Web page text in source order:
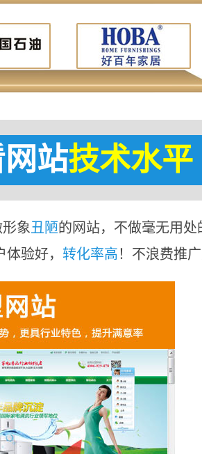
站技术水平
象丑陋的网站，不做毫无用处
体验好， 转化率高！不浪费推